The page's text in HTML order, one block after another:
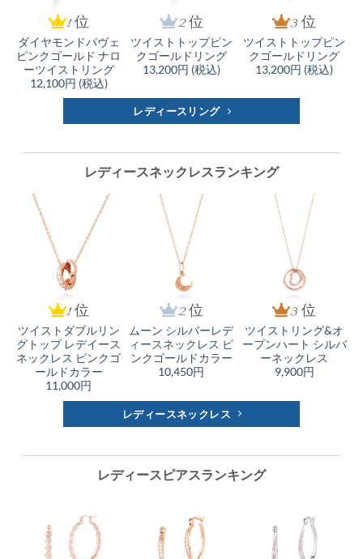
1 位
ダイヤモンドパヴェ
ピンクゴールド ナロ
ーツイストリング
12,100円 (税込)
2 位
ツイストトップピン
クゴールドリング
13,200円 (税込)
3 位
ツイストトップピン
クゴールドリング
13,200円 (税込)
レディースリング
レディースネックレスランキング
1 位
ツイストダブルリン
グトップ レデイース
ネックレス ピンクゴ
ールドカラー
11,000円
2 位
ムーン シルバーレデ
ィースネックレス ピ
ンクゴールドカラー
10,450円
3 位
ツイストリング&オ
ープンハート シルバ
ーネックレス
9,900円
レディースネックレス
レディースピアスランキング